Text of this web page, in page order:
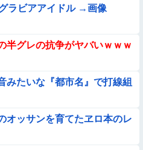
』が好きなワードと言えば？
持ち込めない理由がこれ【→】
形か否か判定たのむ！！
ら凄い・・・
ラビアアイドル →画像
半グレの抗争がヤバいｗｗｗ
みたいな『都市名』で打線組
オッサンを育てたヱロ本のレ